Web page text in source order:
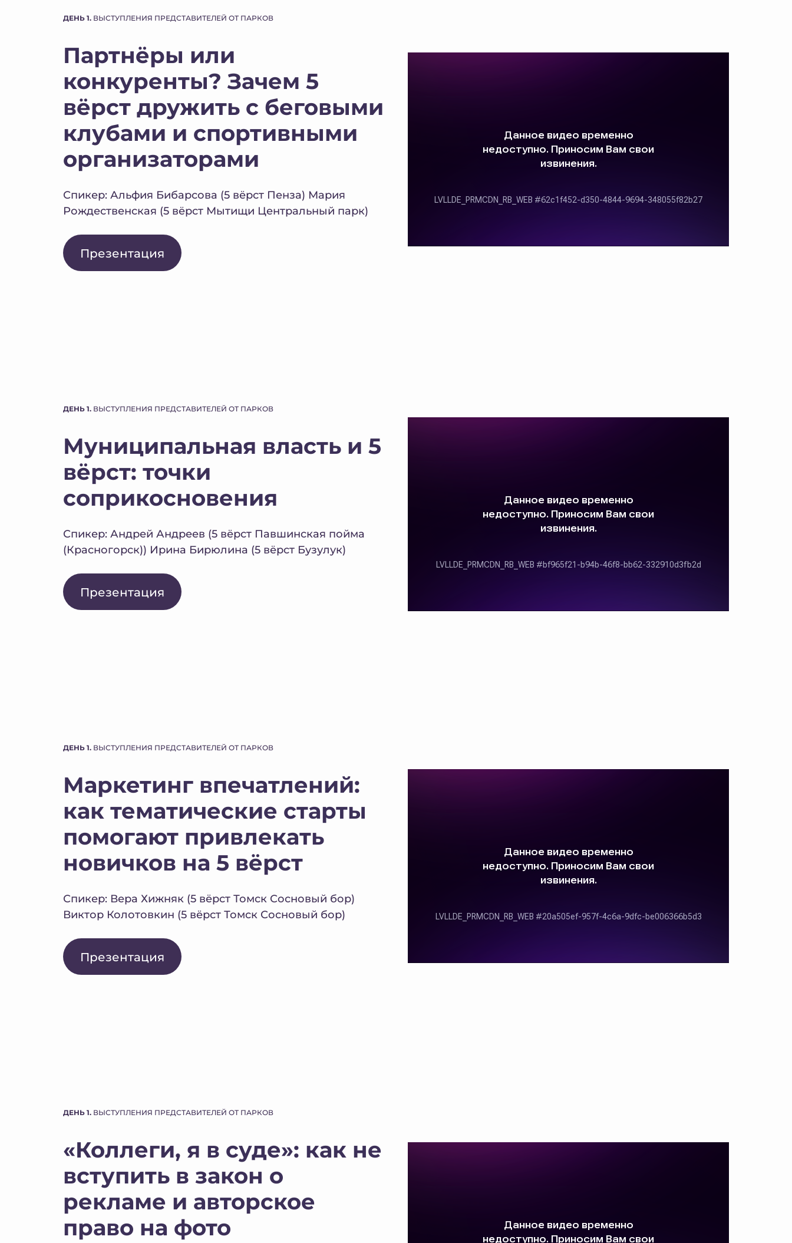
ДЕНЬ 1. ВЫСТУПЛЕНИЯ ПРЕДСТАВИТЕЛЕЙ ОТ ПАРКОВ
Партнёры или
конкуренты? Зачем 5
вёрст дружить с беговыми
клубами и спортивными
организаторами
Спикер: Альфия Бибарсова (5 вёрст Пенза) Мария
Рождественская (5 вёрст Мытищи Центральный парк)
Презентация
ДЕНЬ 1. ВЫСТУПЛЕНИЯ ПРЕДСТАВИТЕЛЕЙ ОТ ПАРКОВ
Муниципальная власть и 5
вёрст: точки
соприкосновения
Спикер: Андрей Андреев (5 вёрст Павшинская пойма
(Красногорск)) Ирина Бирюлина (5 вёрст Бузулук)
Презентация
ДЕНЬ 1. ВЫСТУПЛЕНИЯ ПРЕДСТАВИТЕЛЕЙ ОТ ПАРКОВ
Маркетинг впечатлений:
как тематические старты
помогают привлекать
новичков на 5 вёрст
Спикер: Вера Хижняк (5 вёрст Томск Сосновый бор)
Виктор Колотовкин (5 вёрст Томск Сосновый бор)
Презентация
ДЕНЬ 1. ВЫСТУПЛЕНИЯ ПРЕДСТАВИТЕЛЕЙ ОТ ПАРКОВ
«Коллеги, я в суде»: как не
вступить в закон о
рекламе и авторское
право на фото